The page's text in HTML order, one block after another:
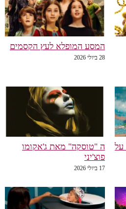
המסע המופלא לעץ הקסמים
28 ביולי 2026
על
ה "טוסקה" מאת ג'אקומו
פוצ'יני
17 ביולי 2026